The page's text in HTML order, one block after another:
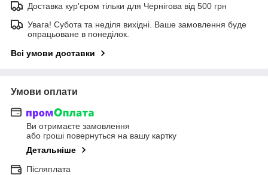
Доставка кур'єром тільки для Чернігова від 500 грн
Увага! Субота та неділя вихідні. Ваше замовлення буде
опрацьоване в понеділок.
Всі умови доставки
Умови оплати
Ви отримаєте замовлення
або гроші повернуться на вашу картку
Детальніше
Післяплата